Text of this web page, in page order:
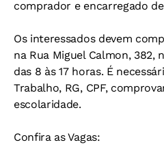
comprador e encarregado
Os interessados devem
na Rua Miguel Calmon, 382,
das 8 às 17 horas. É
Trabalho, RG, CPF,
escolaridade.
Confira as Vagas: